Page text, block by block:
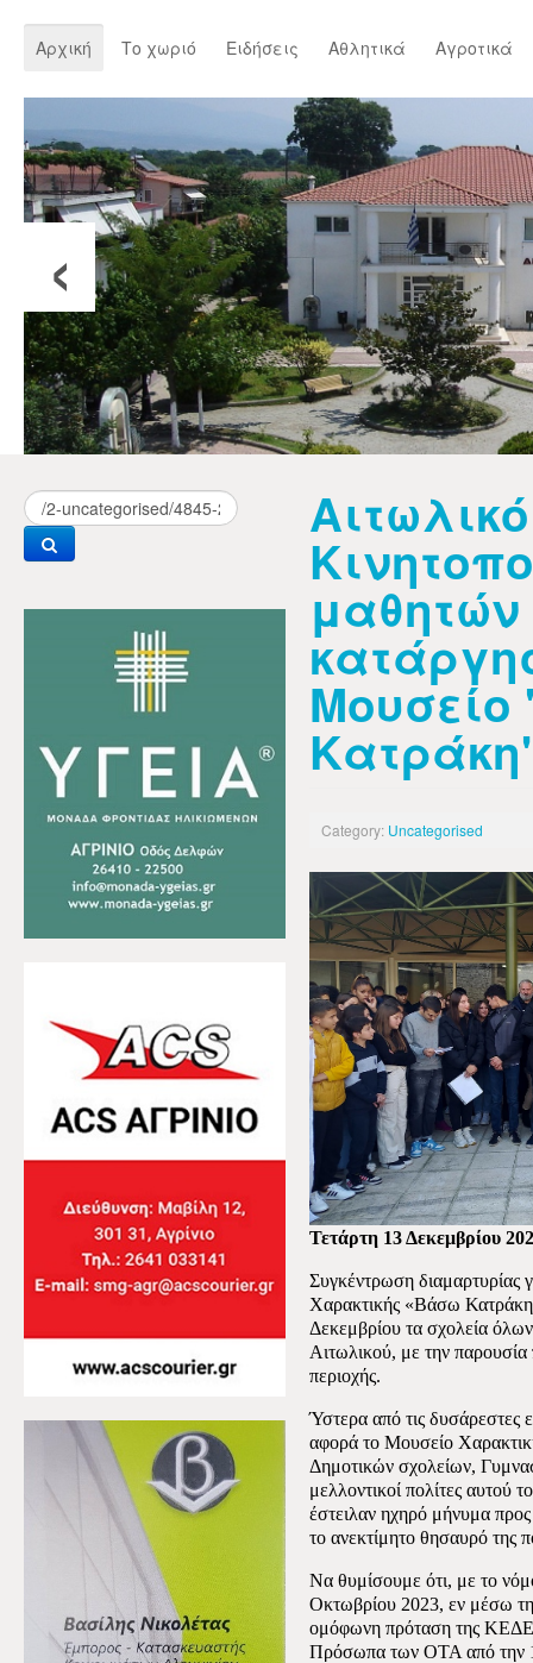
Αρχική Το χωριό Ειδήσεις Αθλητικά Αγροτικά
‹
μαθητών
Category: Uncategorised
Τετάρτη 13 Δεκεμβρίου
Συγκέντρωση διαμαρτυρίας
Χαρακτικής «Βάσω
Δεκεμβρίου τα σχολεία
Αιτωλικού, με την παρουσία
περιοχής.
Ύστερα από τις δυσάρεστες
αφορά το Μουσείο
Δημοτικών σχολείων,
μελλοντικοί πολίτες αυτού
έστειλαν ηχηρό μήνυμα
το ανεκτίμητο θησαυρό της
Να θυμίσουμε ότι, με το
Οκτωβρίου 2023, εν μέσω
ομόφωνη πρόταση της ΚΕΔΕ
Πρόσωπα των ΟΤΑ από την